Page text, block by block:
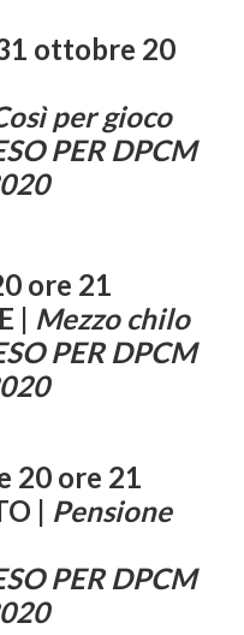
ottobre 20
per gioco
PER DPCM
ore 21
| Mezzo chilo
PER DPCM
20 ore 21
| Pensione
PER DPCM